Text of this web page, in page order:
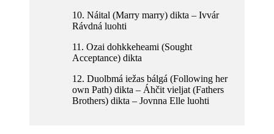
10. Náital (Marry marry) dikta – Ivvár
Rávdná luohti
11. Ozai dohkkeheami (Sought
Acceptance) dikta
12. Duolbmá iežas bálgá (Following her
own Path) dikta – Áhčit vieljat (Fathers
Brothers) dikta – Jovnna Elle luohti